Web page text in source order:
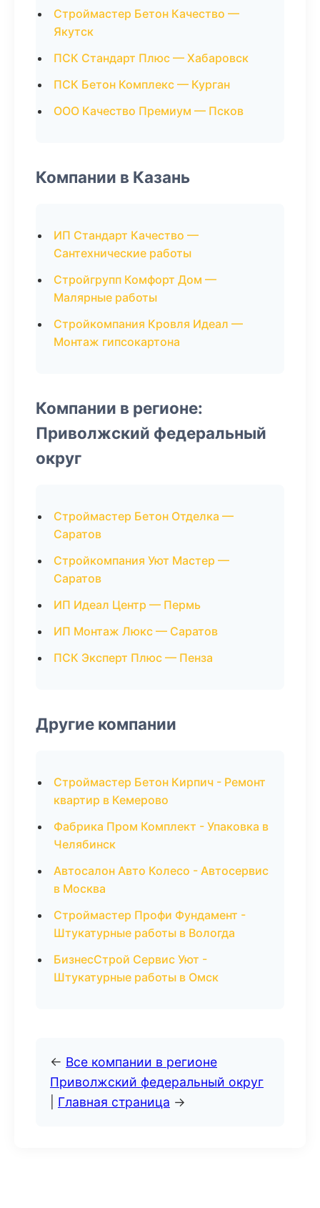
Строймастер Бетон Качество —
Якутск
ПСК Стандарт Плюс — Хабаровск
ПСК Бетон Комплекс — Курган
ООО Качество Премиум — Псков
Компании в Казань
ИП Стандарт Качество —
Сантехнические работы
Стройгрупп Комфорт Дом —
Малярные работы
Стройкомпания Кровля Идеал —
Монтаж гипсокартона
Компании в регионе:
Приволжский федеральный
округ
Строймастер Бетон Отделка —
Саратов
Стройкомпания Уют Мастер —
Саратов
ИП Идеал Центр — Пермь
ИП Монтаж Люкс — Саратов
ПСК Эксперт Плюс — Пенза
Другие компании
Строймастер Бетон Кирпич - Ремонт
квартир в Кемерово
Фабрика Пром Комплект - Упаковка в
Челябинск
Автосалон Авто Колесо - Автосервис
в Москва
Строймастер Профи Фундамент -
Штукатурные работы в Вологда
БизнесСтрой Сервис Уют -
Штукатурные работы в Омск
← Все компании в регионе
Приволжский федеральный округ
Главная страница →